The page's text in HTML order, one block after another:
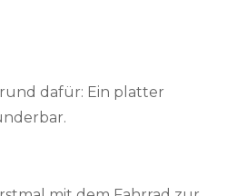
dafür: Ein platter